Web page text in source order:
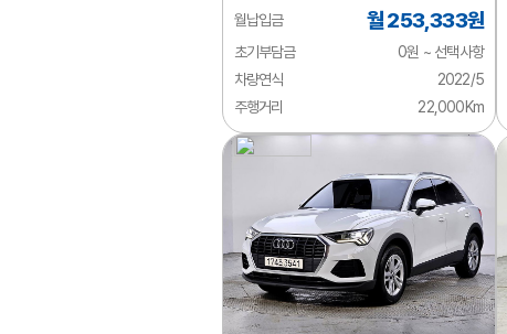
이스즈
인피니티
재규어
지리
쯔더우
캐딜락
크라이슬러
월납입금 월 253,333원
초기부담금
0원 ~ 선택사항
차량연식
2022/5
주행거리
22,000Km